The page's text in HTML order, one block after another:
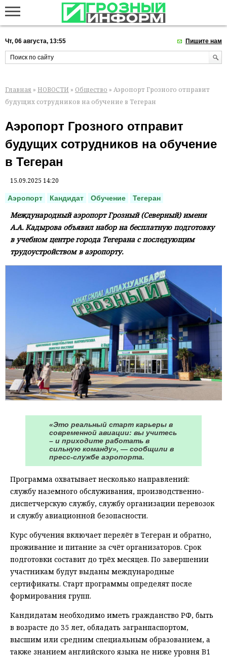
Чт, 06 августа, 13:55 Пишите нам
Главная » НОВОСТИ » Общество » Аэропорт Грозного отправит
будущих сотрудников на обучение в Тегеран
Аэропорт Грозного отправит
будущих сотрудников на обучение
в Тегеран
15.09.2025 14:20
Аэропорт Кандидат Обучение Тегеран
Международный аэропорт Грозный (Северный) имени
А.А. Кадырова объявил набор на бесплатную подготовку
в учебном центре города Тегерана с последующим
трудоустройством в аэропорту.
«Это реальный старт карьеры в
современной авиации: вы учитесь
– и приходите работать в
сильную команду», — сообщили в
пресс-службе аэропорта.
Программа охватывает несколько направлений:
службу наземного обслуживания, производственно-
диспетчерскую службу, службу организации перевозок
и службу авиационной безопасности.
Курс обучения включает перелёт в Тегеран и обратно,
проживание и питание за счёт организаторов. Срок
подготовки составит до трёх месяцев. По завершении
участникам будут выданы международные
сертификаты. Старт программы определят после
формирования групп.
Кандидатам необходимо иметь гражданство РФ, быть
в возрасте до 35 лет, обладать загранпаспортом,
высшим или средним специальным образованием, а
также знанием английского языка не ниже уровня B1